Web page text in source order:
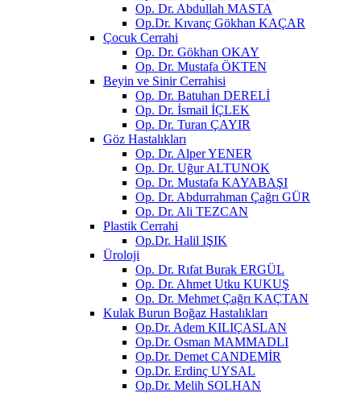
Op. Dr. Abdullah MASTA
Op.Dr. Kıvanç Gökhan KAÇAR
Çocuk Cerrahi
Op. Dr. Gökhan OKAY
Op. Dr. Mustafa ÖKTEN
Beyin ve Sinir Cerrahisi
Op. Dr. Batuhan DERELİ
Op. Dr. İsmail İÇLEK
Op. Dr. Turan ÇAYIR
Göz Hastalıkları
Op. Dr. Alper YENER
Op. Dr. Uğur ALTUNOK
Op. Dr. Mustafa KAYABAŞI
Op. Dr. Abdurrahman Çağrı GÜR
Op. Dr. Ali TEZCAN
Plastik Cerrahi
Op.Dr. Halil IŞIK
Üroloji
Op. Dr. Rıfat Burak ERGÜL
Op. Dr. Ahmet Utku KUKUŞ
Op. Dr. Mehmet Çağrı KAÇTAN
Kulak Burun Boğaz Hastalıkları
Op.Dr. Adem KILIÇASLAN
Op.Dr. Osman MAMMADLI
Op.Dr. Demet CANDEMİR
Op.Dr. Erdinç UYSAL
Op.Dr. Melih SOLHAN